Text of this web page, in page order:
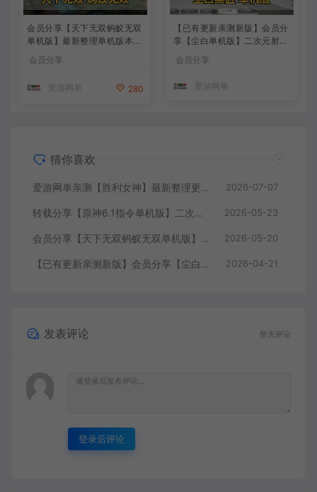
会员分享【天下无双蚂蚁无双
单机版】最新整理单机版本
带GM命令后台 武侠怀旧网游
免虚拟机一键端 配套视频教
会员分享
爱游网单 280
【已有更新亲测新版】会员分
享【尘白单机版】二次元射击
类网游单机版一键端
会员分享
爱游网单
猜你喜欢
爱游网单亲测【胜利女神】最新整理更新第7版148.10.5NIKKE胜利女神妮姬单机版方舟活动148版本官服GM可无限抽卡全剧情免虚拟机一键端视频安装教学 2026-07-07
转载分享【原神6.1指令单机版】二次元网游单机版 指令模拟端 登录 战斗 地图 魔物 背包 抽卡 商店 MOD 未亲测图文教学 2026-05-23
会员分享【天下无双蚂蚁无双单机版】最新整理单机版本 带GM命令后台 武侠怀旧网游 免虚拟机一键端 配套视频教学 2026-05-20
【已有更新亲测新版】会员分享【尘白单机版】二次元射击类网游单机版一键端 2026-04-21
发表评论 暂无评论
登录后评论